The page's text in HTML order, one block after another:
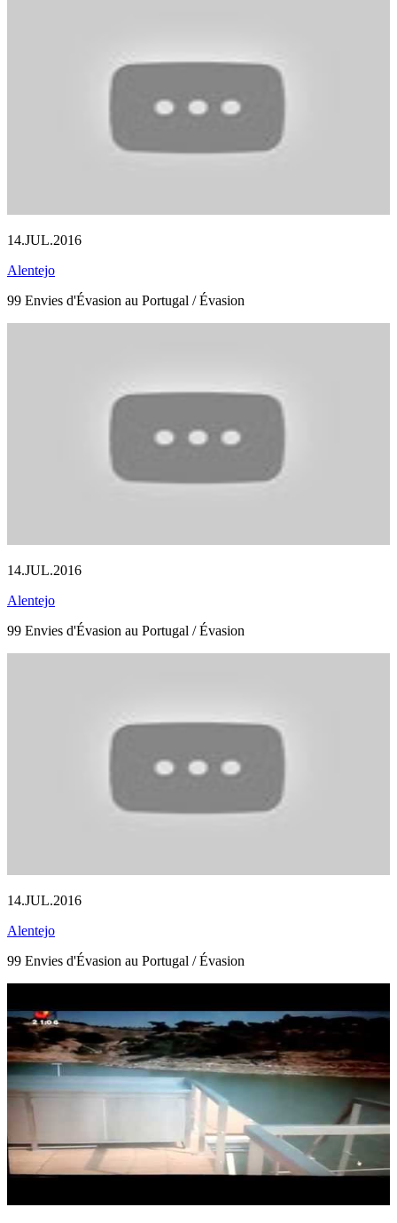
14.JUL.2016
Alentejo
99 Envies d'Évasion au Portugal / Évasion
14.JUL.2016
Alentejo
99 Envies d'Évasion au Portugal / Évasion
14.JUL.2016
Alentejo
99 Envies d'Évasion au Portugal / Évasion